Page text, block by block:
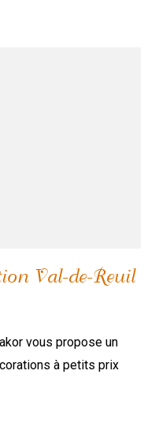
Val-de-Reuil
vous propose un
à petits prix